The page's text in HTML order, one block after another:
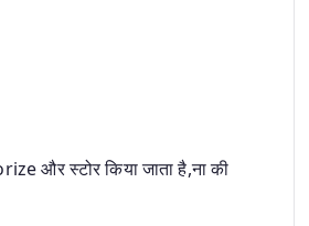
और स्टोर किया जाता है,ना की